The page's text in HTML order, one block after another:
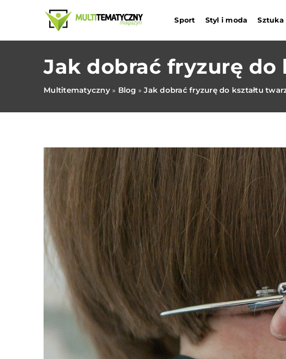
Sport Styl i moda Sztuka
Jak dobrać fryzurę do
Multitematyczny» Blog »Jak dobrać fryzurę do kształtu